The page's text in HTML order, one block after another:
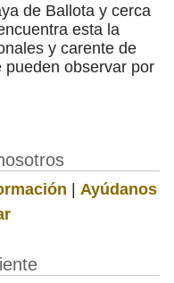
de Ballota y cerca
esta la
y carente de
pueden observar por
| Ayúdanos